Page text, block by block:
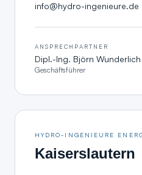
info@hydro-ingenieure.de
ANSPRECHPARTNER
Dipl.-Ing. Björn Wunderlich
Geschäftsführer
HYDRO-INGENIEURE
Kaiserslautern